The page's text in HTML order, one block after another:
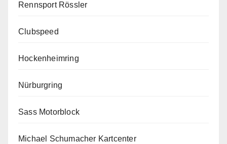
Rennsport Rössler
Clubspeed
Hockenheimring
Nürburgring
Sass Motorblock
Michael Schumacher Kartcenter